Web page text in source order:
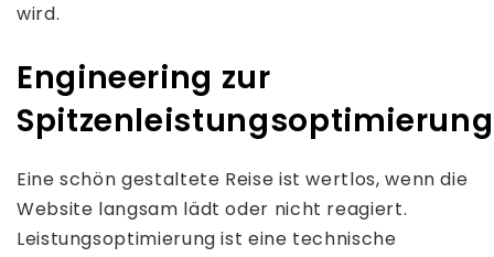
wird.
Engineering zur
Spitzenleistungsoptimierung
Eine schön gestaltete Reise ist wertlos, wenn die
Website langsam lädt oder nicht reagiert.
Leistungsoptimierung ist eine technische